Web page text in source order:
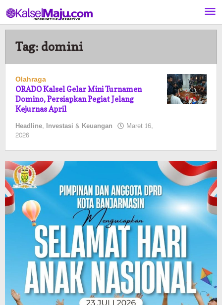
ke
konten
Tag: domini
Olahraga
ORADO Kalsel Gelar Mini Turnamen
Domino, Persiapkan Pegiat Jelang
Kejurnas April
Headline, Investasi & Keuangan Maret 16,
2026